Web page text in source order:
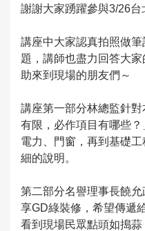
謝謝大家踴躍參與3/26台
講座中大家認真拍照做
題，講師也盡力回答大
助來到現場的朋友們～
講座第一部分林總監針
有限，必作項目有哪些？
電力、門窗，再到基礎
細的說明。
第二部分名譽理事長饒
享GD綠裝修，希望傳遞
看到現場民眾點頭如搗